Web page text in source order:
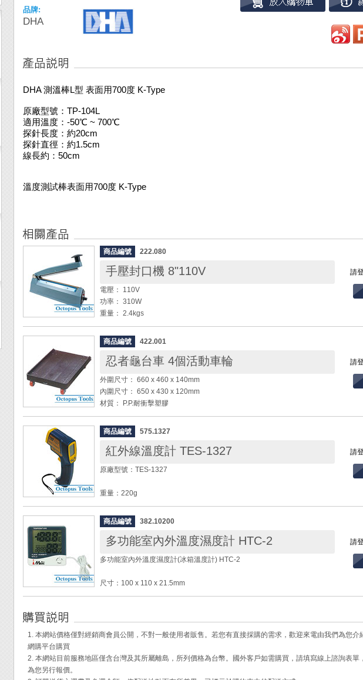
品牌:
DHA
DHA 測溫棒L型 表面用700度 K-Type
原廠型號：TP-104L
適用溫度：-50℃ ~ 700℃
探針長度：約20cm
探針直徑：約1.5cm
線長約：50cm
溫度測試棒表面用700度 K-Type
商品編號 222.080
手壓封口機 8"110V 請
電壓： 110V
功率： 310W
重量： 2.4kgs
封口寬度：8" (20cm)
封口厚度： 0.4mm
◆ PP、PE、PVC塑膠袋封口用
商品編號 422.001
忍者龜台車 4個活動車輪 請
外圍尺寸： 660 x 460 x 140mm
內圍尺寸： 650 x 430 x 120mm
材質： P.P.耐衝擊塑膠
載重： 200 ~ 300 kg
車輪： 3"PU輪 (4活動車輪)
重量： 6kg
◆ 商品用途： 一般性載物、生產線台車、包裝線台車、籃具載物、車上備
◆ 一次購買4台/箱, 附贈一支鉤子
商品編號 575.1327
紅外線溫度計 TES-1327 請
原廠型號：TES-1327
重量：220g
尺寸：172 x 118 x 46mm
紅外線溫度計規格：
◎ 測量範圍：-35℃ ~ 500℃ ( -31°F ~ 932°F )
◎ 準確度：± 2%讀值或 ± 2℃之較大值
◎ 感應光譜：6 ~14μm
◎ 放射率：0.17 ~ 1.00 ( 可調整 )
◆ 背光顯示 / 雷射指示測量位置
◆ 最大值、最小值紀錄功能
◆ 50組資料記錄儲存及讀取功能
商品編號 382.10200
多功能室內外溫度濕度計 HTC-2 請
多功能室內外溫度濕度計(冰箱溫度計) HTC-2
尺寸：100 x 110 x 21.5mm
重量：約155g
(測棒) -50℃ ~ 70℃ ( -58℉ ~ 158℉ )
解析度：溫度 0.1℃ (0.1℉) / 濕度 1% RH
1. 本網站價格僅對經銷商會員公開，不對一般使用者販售。若您有直接採購的需求，歡迎來電由我們為您介
網購平台購買
2. 本網站目前服務地區僅含台灣及其所屬離島，所列價格為台幣。國外客戶如需購買，請填寫線上諮詢表單
為您另行報價。